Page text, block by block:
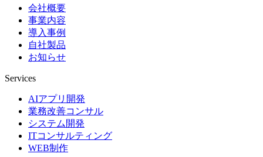
会社概要
事業内容
導入事例
自社製品
お知らせ
Services
AIアプリ開発
業務改善コンサル
システム開発
ITコンサルティング
WEB制作